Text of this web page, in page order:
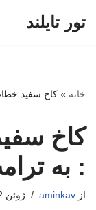
تور تایلند
خانه » کاخ سفید
کاخ
: به
از aminkav ژوئن 2, 2026